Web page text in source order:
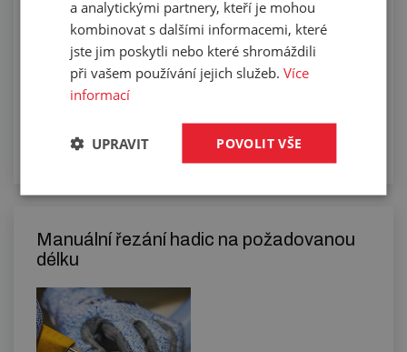
Manuální řezání hadic na požadovanou
délku
a analytickými partnery, kteří je mohou
kombinovat s dalšími informacemi, které
jste jim poskytli nebo které shromáždili
při vašem používání jejich služeb.Více
informací
POVOLIT VŠE
UPRAVIT